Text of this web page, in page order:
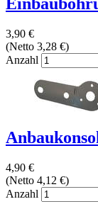
3,90 €
(Netto 3,28 €)
Anzahl
4,90 €
(Netto 4,12 €)
Anzahl